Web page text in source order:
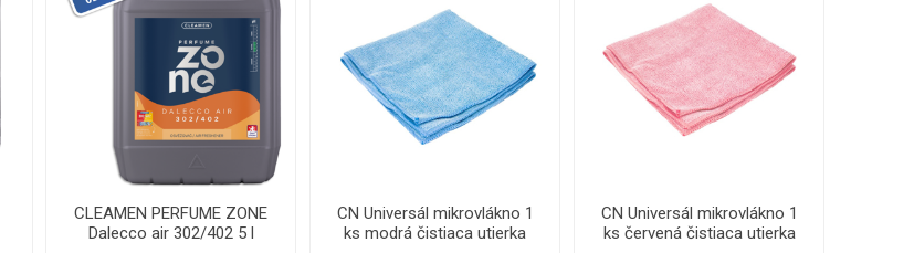
CLEAMEN PERFUME ZONE
Dalecco air 302/402 5 l
CN Universál mikrovlákno 1
ks modrá čistiaca utierka
CN Universál mikrovlákno 1
ks červená čistiaca utierka